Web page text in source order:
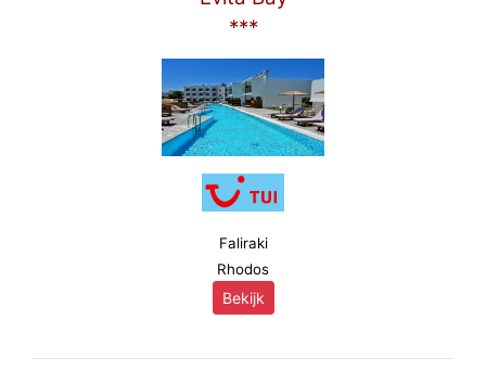
***
Faliraki
Rhodos
Bekijk